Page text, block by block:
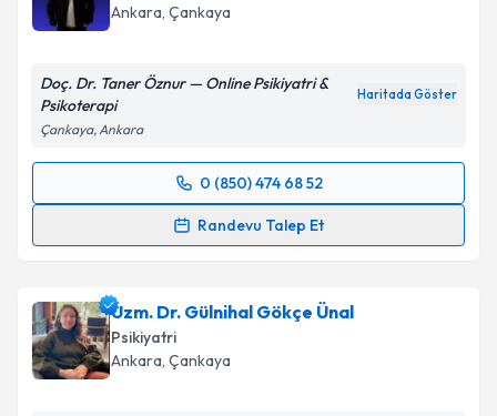
Ankara, Çankaya
Doç. Dr. Taner Öznur — Online Psikiyatri &
Psikoterapi
Haritada Göster
Çankaya, Ankara
0 (850) 474 68 52
Randevu Talep Et
Randevu Takvimi Talebi
takvim hazırlandığında e-posta ile bilgilendireceğiz.
E-posta Adresiniz
Uzm. Dr. Gülnihal Gökçe Ünal
Psikiyatri
Ankara, Çankaya